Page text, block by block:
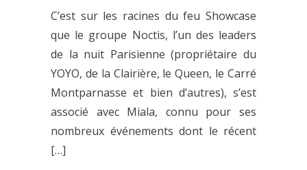
C’est sur les racines du feu Showcase
que le groupe Noctis, l’un des leaders
de la nuit Parisienne (propriétaire du
YOYO, de la Clairière, le Queen, le Carré
Montparnasse et bien d’autres), s’est
associé avec Miala, connu pour ses
nombreux événements dont le récent
[…]